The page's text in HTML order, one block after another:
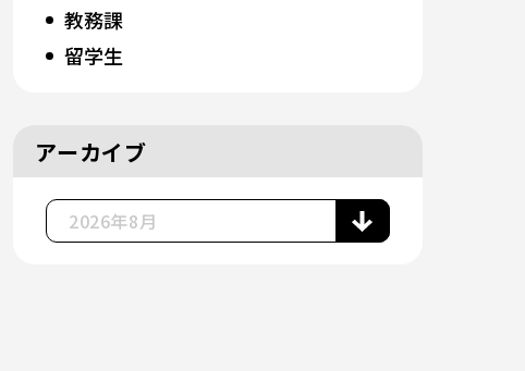
教務課
留学生
アーカイブ